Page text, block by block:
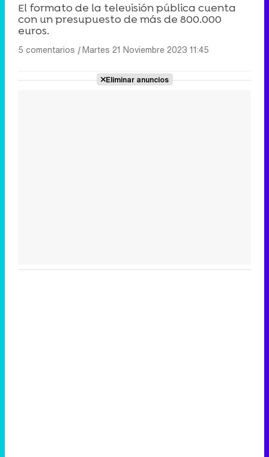
El formato de la televisión pública cuenta
con un presupuesto de más de 800.000
euros.
5 comentarios |Martes 21 Noviembre 2023 11:45
Eliminar anuncios